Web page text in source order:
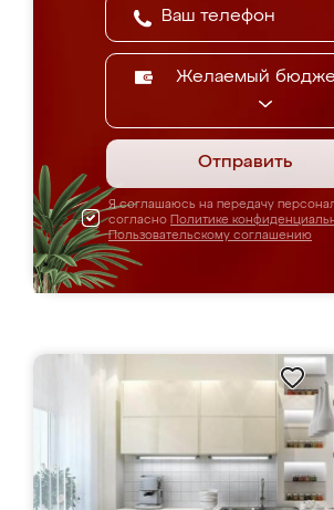
Желаемый
Отправить
Я соглашаюсь на передачу
согласно Политике
Пользовательскому соглашению